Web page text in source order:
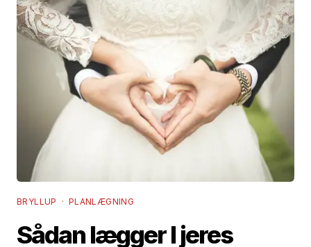
BRYLLUP · PLANLÆGNING
Sådan lægger I jeres